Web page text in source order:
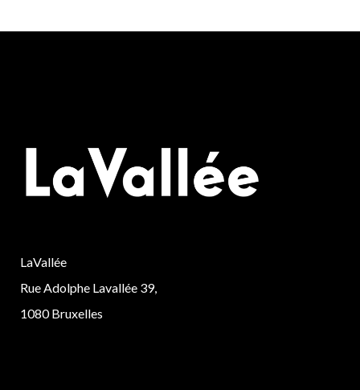
LaVallée
Rue Adolphe Lavallée 39,
1080 Bruxelles